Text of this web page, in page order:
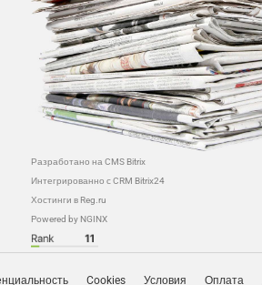
Разработано на CMS Bitrix
Интегрированно с CRM Bitrix24
Хостинги в Reg.ru
Powered by NGINX
Cookies Условия Оплата